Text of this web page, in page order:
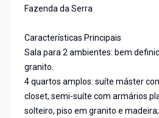
Fazenda da Serra
Características Principais
Sala para 2 ambientes: bem
granito.
4 quartos amplos: suíte máster
closet, semi-suíte com armários
solteiro, piso em granito e madeira;